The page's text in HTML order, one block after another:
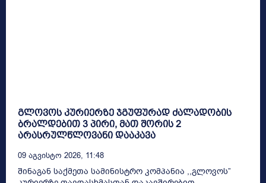
გლოვოს კურიერზე ჯგუფურად ძალადობის
ბრალდებით 3 პირი, მათ შორის 2
არასრულწლოვანი დააკავა
09 Აგვისტო 2026, 11:48
შინაგან საქმეთა სამინისტრო კომპანია ,,გლოვოს”